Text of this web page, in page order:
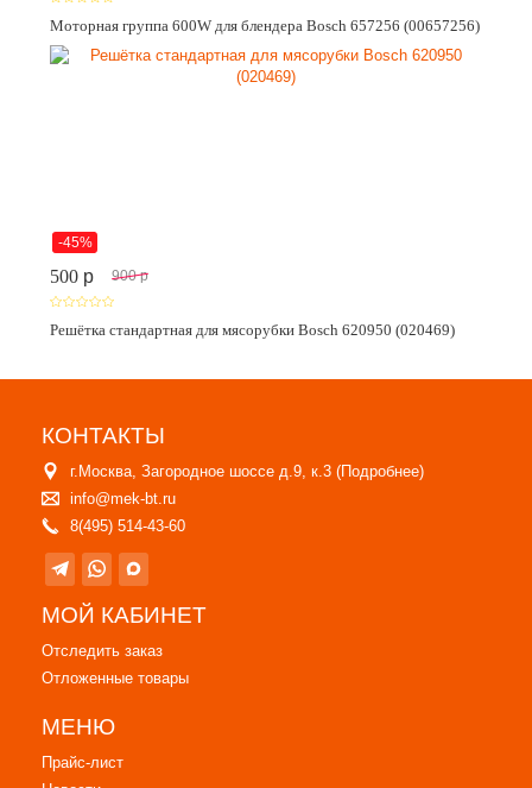
Моторная группа 600W для блендера Bosch 657256 (00657256)
-45%
500 p 900 p
Решётка стандартная для мясорубки Bosch 620950 (020469)
КОНТАКТЫ
г.Москва, Загородное шоссе д.9, к.3 (Подробнее)
info@mek-bt.ru
8(495) 514-43-60
МОЙ КАБИНЕТ
Отследить заказ
Отложенные товары
МЕНЮ
Прайс-лист